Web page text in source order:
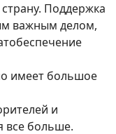
Поддержка
важным делом,
имеет большое
и
все больше.